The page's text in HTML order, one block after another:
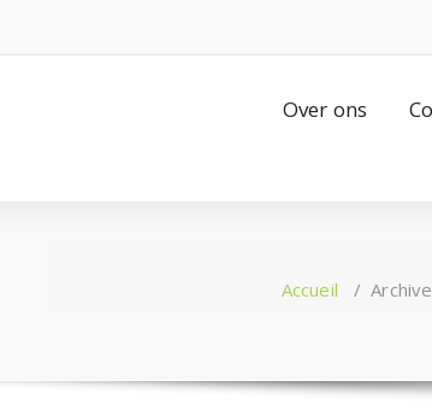
Over ons
Accueil /